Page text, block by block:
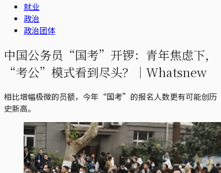
就业
政治
政治团体
中国公务员“国考”开锣：青年焦虑下，
“考公”模式看到尽头？｜Whatsnew
相比增幅极微的员额，今年“国考”的报名人数更有可能创历
史新高。